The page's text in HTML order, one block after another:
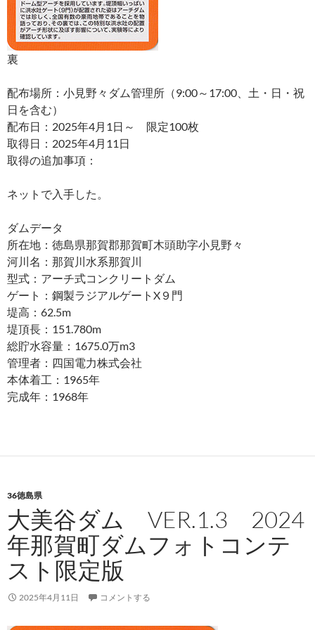
裏
配布場所：小見野々ダム管理所（9:00～17:00、土・日・祝
日を含む）
配布日：2025年4月1日～ 限定100枚
取得日：2025年4月11日
取得の追加事項：
ネットで入手した。
ダムデータ
所在地：徳島県那賀郡那賀町木頭助字小見野々
河川名：那賀川水系那賀川
型式：アーチ式コンクリートダム
ゲート：鋼製ラジアルゲートX９門
堤高：62.5m
堤頂長：151.780m
総貯水容量：1675.0万m3
管理者：四国電力株式会社
本体着工：1965年
完成年：1968年
36徳島県
大美谷ダム VER.1.3 2024
年那賀町ダムフォトコンテ
スト限定版
2025年4月11日 コメントする